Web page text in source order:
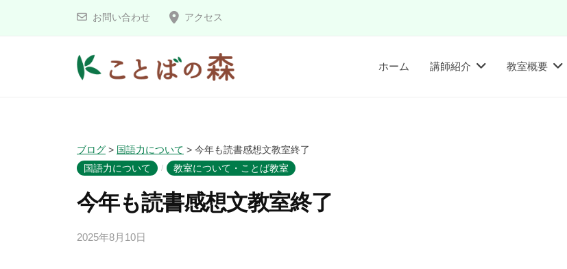
お問い合わせ アクセス
の
ホーム 講師紹介 教室概要
ブログ > 国語力について > 今年も読書感想文教室終了
国語力について
/ 教室について・ことば教室
今年も読書感想文教室終了
2025年8月10日
と
森